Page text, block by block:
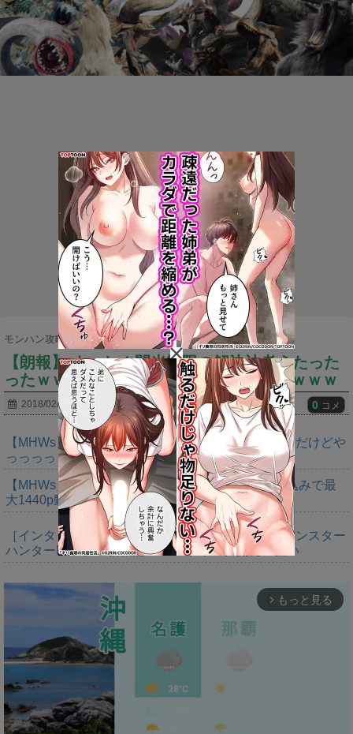
モンハン攻略まとめ隊 > モンスター >
【朗報】 よっし！閃光制限の解決法考えたった
ったｗｗｗｗ●●使わなければ良いんだぞｗｗｗ
2018/02/05 2018/05/05 0 コメ
【MHWs】ゴールドエディションの値段今知ったんだけどや
っっっっっっすwwwww
【MHWs】「Switch2版モンハンワイルズはDLSS込みで最
大1440p動作」
［インタビュー］距離を超えて，一緒に狩る。「モンスター
ハンターNow」の新機能 フレンドリンク開発の狙い
arrow_forward_ios もっと見る